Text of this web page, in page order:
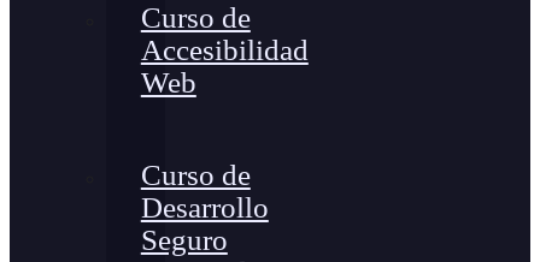
Curso de
Accesibilidad
Web
Curso de
Desarrollo
Seguro